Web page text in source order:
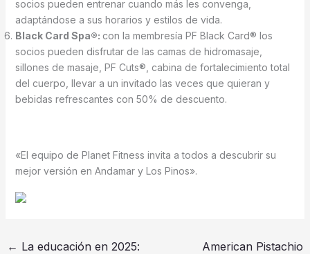
socios pueden entrenar cuando más les convenga,
adaptándose a sus horarios y estilos de vida.
Black Card Spa®: con la membresía PF Black Card® los
socios pueden disfrutar de las camas de hidromasaje,
sillones de masaje, PF Cuts®, cabina de fortalecimiento total
del cuerpo, llevar a un invitado las veces que quieran y
bebidas refrescantes con 50% de descuento.
«El equipo de Planet Fitness invita a todos a descubrir su
mejor versión en Andamar y Los Pinos».
← La educación en 2025:
American Pistachio